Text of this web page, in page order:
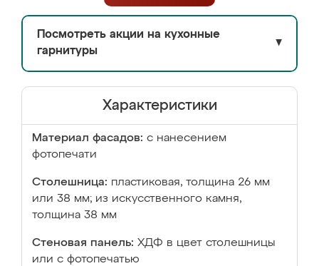
Посмотреть акции на кухонные
гарнитуры
▼
Характеристики
Материал фасадов: с нанесением
фотопечати
Столешница: пластиковая, толщина 26 мм
или 38 мм; из искусственного камня,
толщина 38 мм
Стеновая панель: ХДФ в цвет столешницы
или с фотопечатью